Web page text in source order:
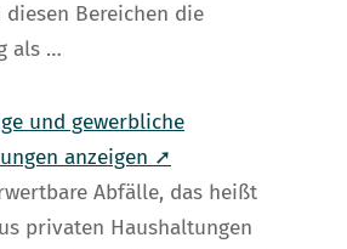
Bereichen die
als …
und gewerbliche
anzeigen ➚
Abfälle, das heißt
privaten Haushaltungen